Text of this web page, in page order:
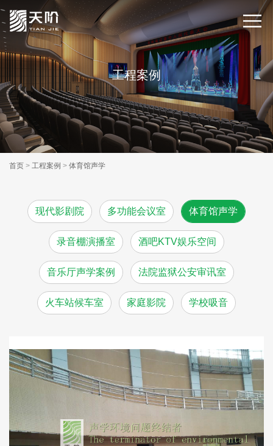
工程案例
首页 > 工程案例 > 体育馆声学
现代影剧院 多功能会议室 体育馆声学
录音棚演播室 酒吧KTV娱乐空间
音乐厅声学案例 法院监狱公安审讯室
火车站候车室 家庭影院 学校吸音